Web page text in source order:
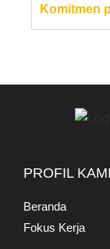
Komitmen
PROFIL KAMI
Beranda
Fokus Kerja